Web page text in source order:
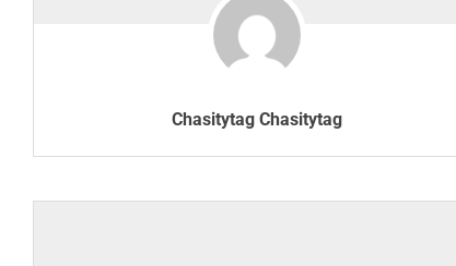
Chasitytag Chasitytag